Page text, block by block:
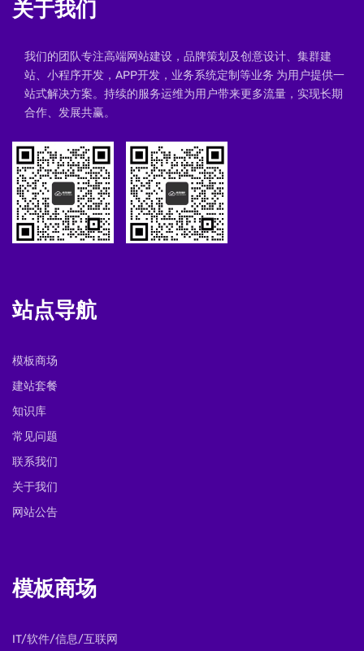
关于我们
我们的团队专注高端网站建设，品牌策划及创意设计、集群建
站、小程序开发，APP开发，业务系统定制等业务 为用户提供一
站式解决方案。持续的服务运维为用户带来更多流量，实现长期
合作、发展共赢。
站点导航
模板商场
建站套餐
知识库
常见问题
联系我们
关于我们
网站公告
模板商场
IT/软件/信息/互联网